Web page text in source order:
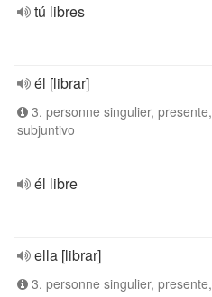
tú libres
él [librar]
3. personne singulier, presente,
subjuntivo
él libre
ella [librar]
3. personne singulier, presente,